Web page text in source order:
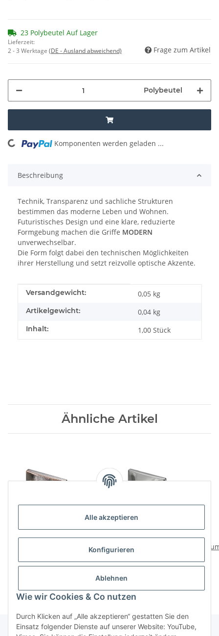
Alle akzeptieren
Konfigurieren
Ablehnen
Wie wir Cookies & Co nutzen
Durch Klicken auf „Alle akzeptieren“ gestatten Sie den
Einsatz folgender Dienste auf unserer Website: YouTube,
23 Polybeutel Auf Lager
Lieferzeit:
2 - 3 Werktage (DE - Ausland abweichend) Frage zum Artikel
Polybeutel
Loading... Komponenten werden geladen ...
Beschreibung
Technik, Transparenz und sachliche Strukturen
bestimmen das moderne Leben und Wohnen.
Futuristisches Design und eine klare, reduzierte
Formgebung machen die Griffe MODERN
unverwechselbar.
Die Form folgt dabei den technischen Möglichkeiten
ihrer Herstellung und setzt reizvolle optische Akzente.
Produkteigenschaft
Wert
Versandgewicht: 0,05 kg
Artikelgewicht: 0,04 kg
Inhalt: 1,00 Stück
Ähnliche Artikel
HETTICH Möbelgriff,
60x40x26 mm
HETTICH Möbelgriff,
BA32 mm, Aluminium,
60x26x40 mm